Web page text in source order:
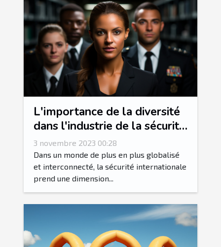
L'importance de la diversité
dans l'industrie de la sécurité
internationale
3 novembre 2023 00:28
Dans un monde de plus en plus globalisé
et interconnecté, la sécurité internationale
prend une dimension...